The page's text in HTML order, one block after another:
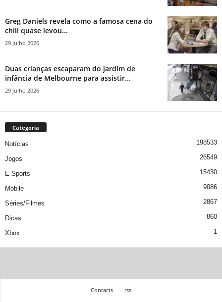
Greg Daniels revela como a famosa cena do
chili quase levou...
29 Julho 2026
Duas crianças escaparam do jardim de
infância de Melbourne para assistir...
29 Julho 2026
Categoria
Notícias 198533
Jogos 26549
E-Sports 15430
Mobile 9086
Séries/Filmes 2867
Dicas 860
Xbox 1
Contacts
rss